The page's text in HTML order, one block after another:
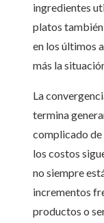
ingredientes
platos
en los últimos
más la
La
termina
complicado de
los costos
no siempre
incrementos
productos o